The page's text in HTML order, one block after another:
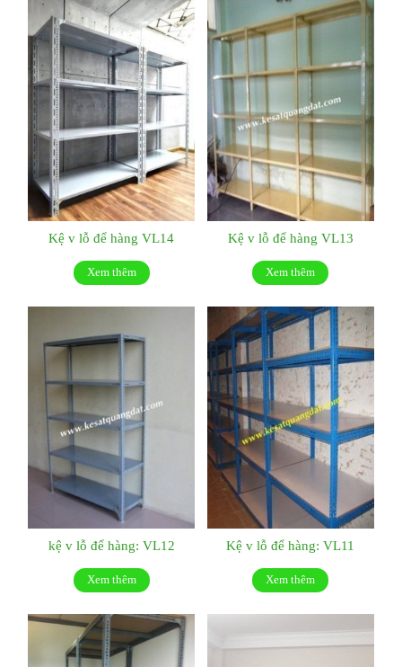
Kệ v lỗ để hàng VL14
Xem thêm
Kệ v lỗ để hàng VL13
Xem thêm
kệ v lỗ để hàng: VL12
Xem thêm
Kệ v lỗ để hàng: VL11
Xem thêm